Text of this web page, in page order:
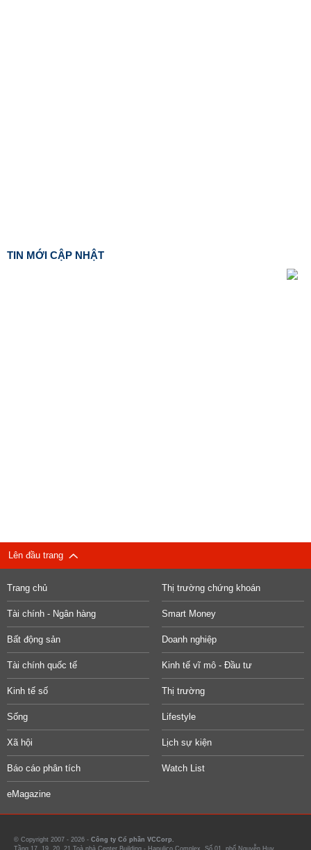
TIN MỚI CẬP NHẬT
Lên đầu trang
Trang chủ Thị trường chứng khoán
Tài chính - Ngân hàng Smart Money
Bất động sản Doanh nghiệp
Tài chính quốc tế Kinh tế vĩ mô - Đầu tư
Kinh tế số Thị trường
Sống Lifestyle
Xã hội Lịch sự kiện
Báo cáo phân tích Watch List
eMagazine
© Copyright 2007 - 2026 - Công ty Cổ phần VCCorp.